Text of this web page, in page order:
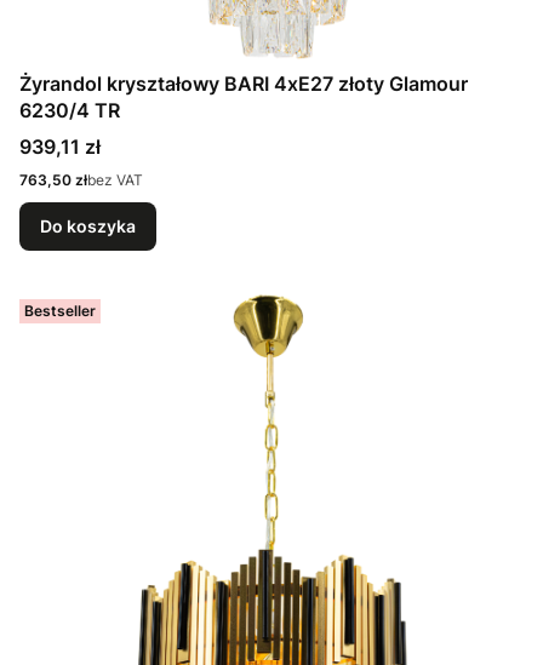
Żyrandol kryształowy BARI 4xE27 złoty Glamour
6230/4 TR
Cena
939,11 zł
Cena
763,50 złbez VAT
Do koszyka
Bestseller